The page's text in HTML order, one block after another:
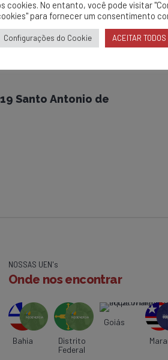
19 Santo Antonio de
NOSSAS UEN's
Onde nos encontrar
Bahia
Distrito
Federal
Goiás
cookies. No entanto, você pode visitar
para fornecer um consentimento
Configurações do Cookie ACEITAR TODOS